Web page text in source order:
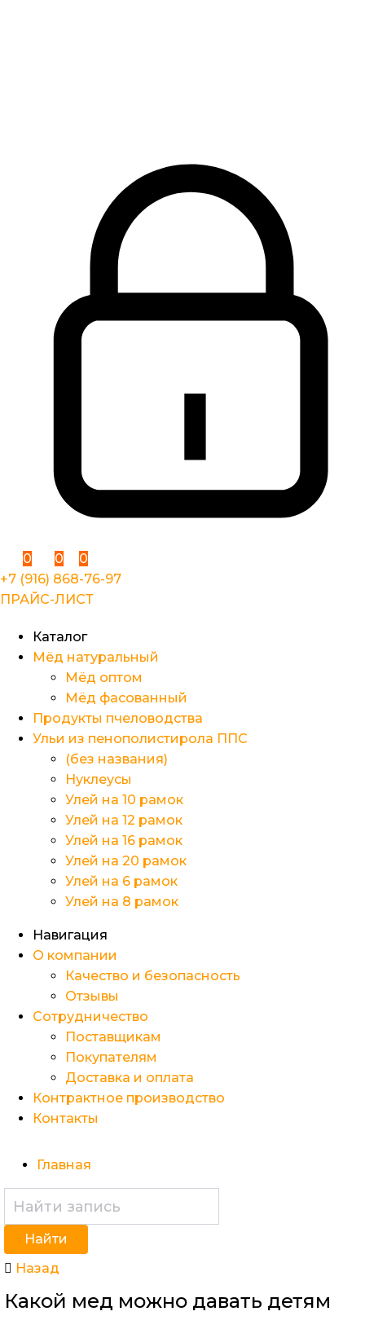
0 0
0
+7 (916) 868-76-97
ПРАЙС-ЛИСТ
Каталог
Мёд натуральный
Мёд оптом
Мёд фасованный
Продукты пчеловодства
Ульи из пенополистирола ППС
(без названия)
Нуклеусы
Улей на 10 рамок
Улей на 12 рамок
Улей на 16 рамок
Улей на 20 рамок
Улей на 6 рамок
Улей на 8 рамок
Навигация
О компании
Качество и безопасность
Отзывы
Сотрудничество
Поставщикам
Покупателям
Доставка и оплата
Контрактное производство
Контакты
Главная
Найти
Назад
Какой мед можно давать детям